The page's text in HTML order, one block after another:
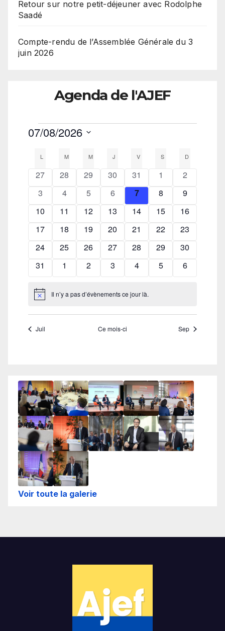
Retour sur notre petit-déjeuner avec Rodolphe
Saadé
Compte-rendu de l’Assemblée Générale du 3
juin 2026
Agenda de l'AJEF
Voir toute la galerie